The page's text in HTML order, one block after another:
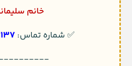
خانم
✅ شماره تماس: